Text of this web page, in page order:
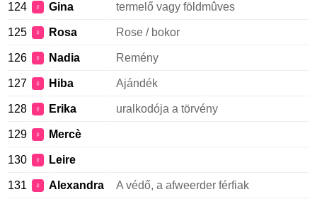
124 ♀ Gina termelő vagy földmûves
125 ♀ Rosa Rose / bokor
126 ♀ Nadia Remény
127 ♀ Hiba Ajándék
128 ♀ Erika uralkodója a törvény
129 ♀ Mercè
130 ♀ Leire
131 ♀ Alexandra A védő, a afweerder férfiak